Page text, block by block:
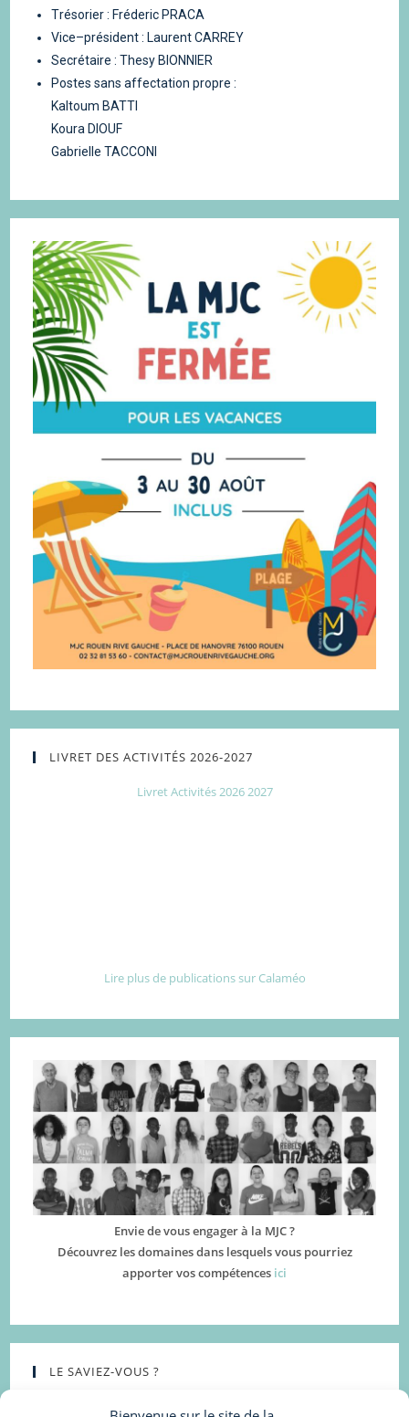
Trésorier : Fréderic PRACA
Vice–président : Laurent CARREY
Secrétaire : Thesy BIONNIER
Postes sans affectation propre :
Kaltoum BATTI
Koura DIOUF
Gabrielle TACCONI
LIVRET DES ACTIVITÉS 2026-2027
Livret Activités 2026 2027
Lire plus de publications sur Calaméo
Envie de vous engager à la MJC ?
Découvrez les domaines dans lesquels vous pourriez
apporter vos compétences ici
LE SAVIEZ-VOUS ?